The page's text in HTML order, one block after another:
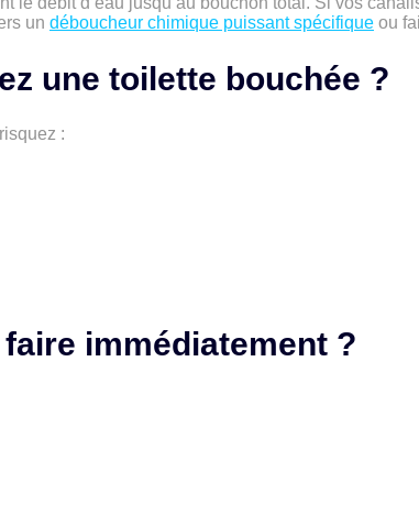
un déboucheur chimique puissant spécifique ou
une toilette bouchée ?
:
immédiatement ?